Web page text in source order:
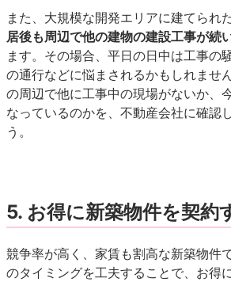
また、大規模な開発エリアに建てられ
居後も周辺で他の建物の建設工事が続
ます。その場合、平日の日中は工事の
の通行などに悩まされるかもしれませ
の周辺で他に工事中の現場がないか、
なっているのかを、不動産会社に確認
う。
5. お得に新築物件を契約
競争率が高く、家賃も割高な新築物件
のタイミングを工夫することで、お得